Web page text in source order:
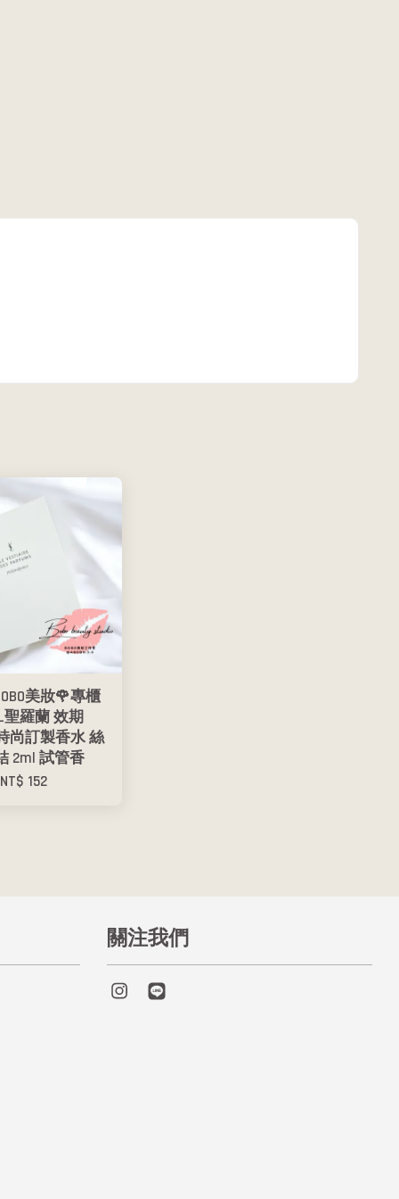
美妝🌹專櫃
聖羅蘭 效期
尚訂製香水 絲
2ml 試管香
NT$ 152
關注我們
Instagram